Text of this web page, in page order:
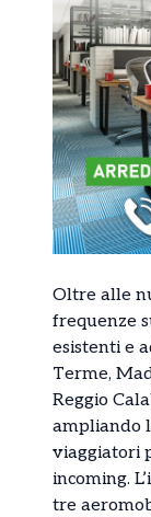
Oltre alle
frequenze
esistenti e
Terme,
Reggio
ampliando
viaggiatori
incoming.
tre